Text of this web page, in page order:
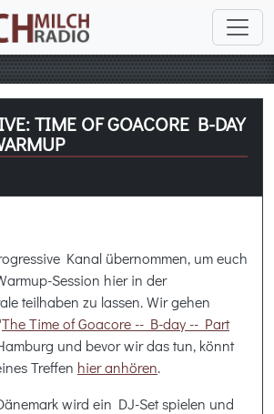
TIME OF GOACORE B-DAY
Kanal übernommen, um euch
Session hier in der
teilhaben zu lassen. Wir gehen
The Time of Goacore -- B-day -- Part
und bevor wir das tun, könnt
Treffen hier anhören.
wird ein DJ-Set spielen und